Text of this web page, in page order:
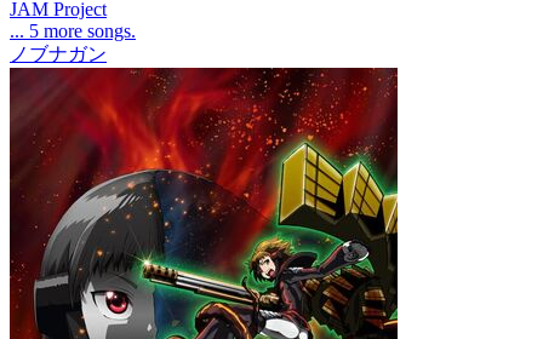
JAM Project
... 5 more songs.
ノブナガン